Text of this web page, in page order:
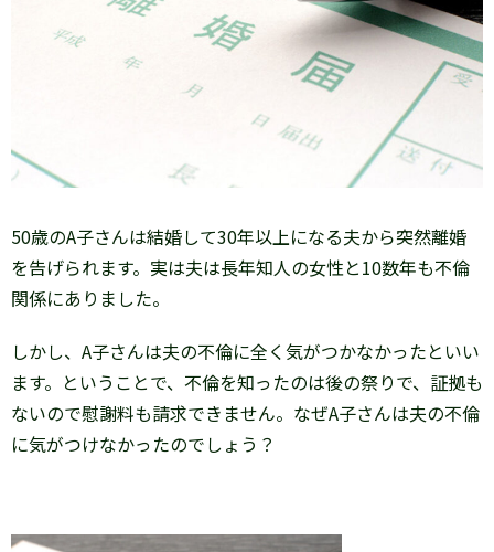
50歳のA子さんは結婚して30年以上になる夫から突然離婚
を告げられます。実は夫は長年知人の女性と10数年も不倫
関係にありました。
しかし、A子さんは夫の不倫に全く気がつかなかったといい
ます。ということで、不倫を知ったのは後の祭りで、証拠も
ないので慰謝料も請求できません。なぜA子さんは夫の不倫
に気がつけなかったのでしょう？